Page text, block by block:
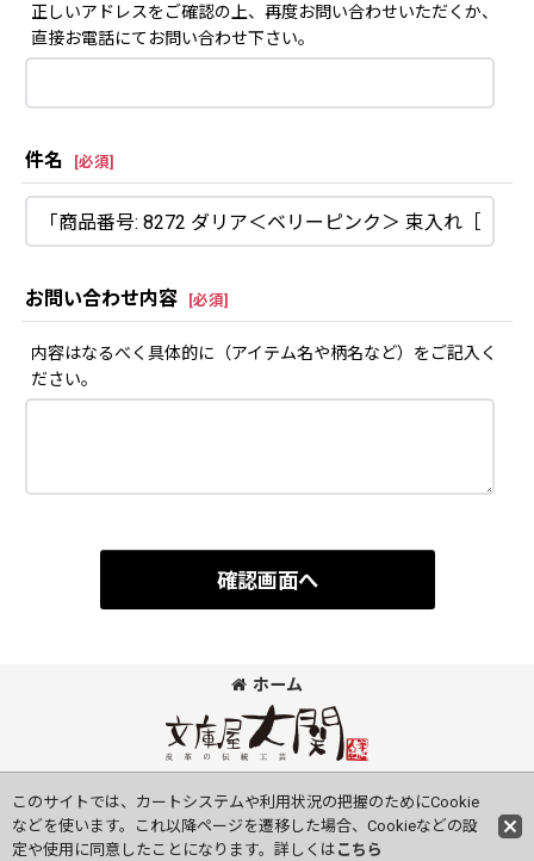
正しいアドレスをご確認の上、再度お問い合わせいただくか、
直接お電話にてお問い合わせ下さい。
件名 [必須]
お問い合わせ内容 [必須]
内容はなるべく具体的に（アイテム名や柄名など）をご記入く
ださい。
確認画面へ
ホーム
このサイトでは、カートシステムや利用状況の把握のためにCookie
などを使います。これ以降ページを遷移した場合、Cookieなどの設
定や使用に同意したことになります。詳しくは こちら